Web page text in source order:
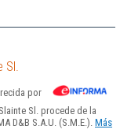
Sl.
por
Sl. procede de la
D&B S.A.U. (S.M.E.). Más